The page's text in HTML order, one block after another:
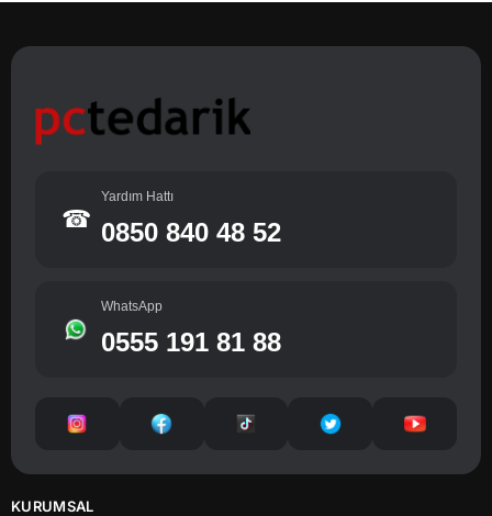
☎
Yardım Hattı
0850 840 48 52
WhatsApp
0555 191 81 88
KURUMSAL